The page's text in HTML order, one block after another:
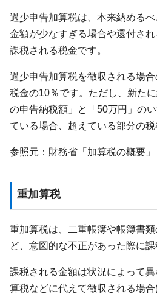
過少申告加算税は、本来納める
金額が少なすぎる場合や還付さ
課税される税金です。
過少申告加算税を徴収される場
税金の10％です。ただし、新た
の申告納税額」と「50万円」の
ている場合、超えている部分の税
参照元： 財務省「加算税の概要」
重加算税
重加算税は、二重帳簿や帳簿書
ど、意図的な不正があった際に課
課税される金額は状況によって
算税などに代えて徴収される場